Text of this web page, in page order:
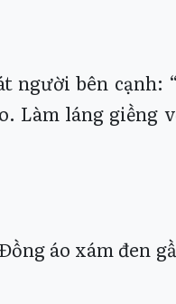
người bên cạnh:
Làm láng giềng
áo xám đen